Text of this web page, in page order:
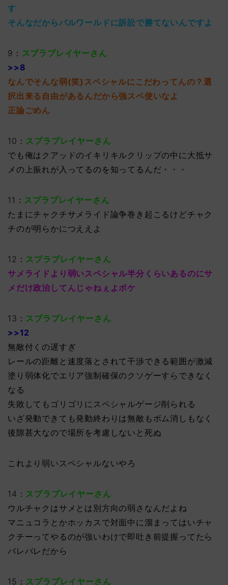
す
そんなだからパルワールドに訴訟で勝てないんですよ
9： スプラプレイヤーさん
>>8
なんでそんな弱(笑)スペシャルにこだわってんの？選
択出来る自由があるんだから強スペ使いなよ
正論ごめん
10： スプラプレイヤーさん
でも俺はクアッドのイキリキルクリップの中に大抵サ
メの上振れが入ってるのを知ってるんだ・・・
11： スプラプレイヤーさん
たまにチャクチサメライド論争巻き起こるけどチャク
チのが明らかにつええよ
12： スプラプレイヤーさん
サメライドより弱いスペシャル半分くらいあるのにサ
メだけ政治してんじゃねぇよボケ
13： スプラプレイヤーさん
>>12
無敵付くの遅すぎ
レールの距離と速度落とされて干渉できる範囲が激減
塗り弱体化でエリア強制確保のクソゲーすらできなく
なる
失敗してもゴリゴリにスペシャルゲージ削られる
いざ発動できても発動終わりは無敵もボム消しもなく
後隙甚大なので場所を考慮しないと死ぬ
これより弱いスペシャルないやろ
14： スプラプレイヤーさん
ウルチャクはサメとは別方向の弱さなんだよね
マニュコラとかホッカスで対面中に溜まってはいチャ
クチーってやるのが強いわけで即吐き前提握ってたら
バレバレだから
15： スプラプレイヤーさん